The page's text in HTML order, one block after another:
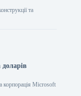
та
корпорація Microsoft